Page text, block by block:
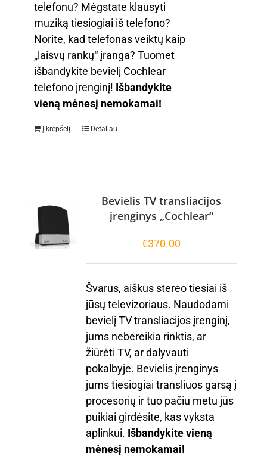
telefonu? Mėgstate klausyti
muziką tiesiogiai iš telefono?
Norite, kad telefonas veiktų kaip
„laisvų rankų“ įranga? Tuomet
išbandykite bevielį Cochlear
telefono įrenginį! Išbandykite
vieną mėnesį nemokamai!
Į krepšelį Detaliau
Bevielis TV transliacijos
įrenginys „Cochlear“
€370.00
Švarus, aiškus stereo tiesiai iš
jūsų televizoriaus. Naudodami
bevielį TV transliacijos įrenginį,
jums nebereikia rinktis, ar
žiūrėti TV, ar dalyvauti
pokalbyje. Bevielis įrenginys
jums tiesiogiai transliuos garsą į
procesorių ir tuo pačiu metu jūs
puikiai girdėsite, kas vyksta
aplinkui. Išbandykite vieną
mėnesį nemokamai!